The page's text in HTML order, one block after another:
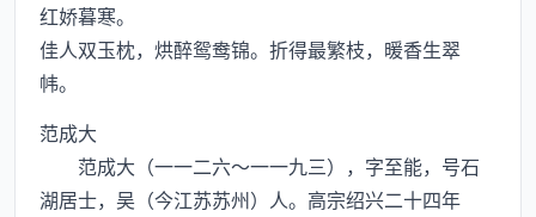
红娇暮寒。
佳人双玉枕，烘醉鸳鸯锦。折得最繁枝，暖香生翠
帏。
范成大
范成大（一一二六～一一九三），字至能，号石
湖居士，吴（今江苏苏州）人。高宗绍兴二十四年